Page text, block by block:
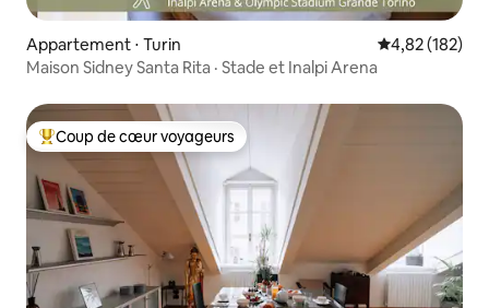
Appartement ⋅ Turin Évaluation
4,82 (182)
Maison Sidney Santa Rita · Stade et Inalpi Arena
Coups de cœur voyageurs les plus appréciés
Coup de cœur voyageurs